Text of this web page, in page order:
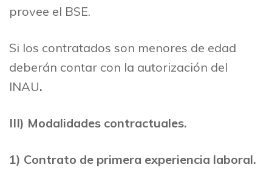
provee el BSE.
Si los contratados son menores de edad
deberán contar con la autorización del
INAU.
III) Modalidades contractuales.
1) Contrato de primera experiencia laboral.